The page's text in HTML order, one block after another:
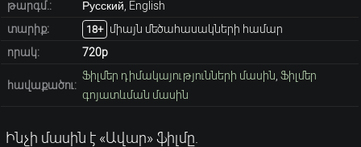
թարգմ.:
Русский, English
տարիք։
18+
միայն մեծահասակների համար
որակ:
720p
հավաքածու:
Ֆիլմեր դիմակայությունների մասին Ֆիլմեր
գոյատևման մասին
Ինչի մասին է «Ավար» ֆիլմը.